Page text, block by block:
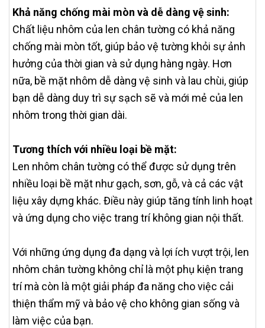
Khả năng chống mài mòn và dễ dàng vệ sinh:
Chất liệu nhôm của len chân tường có khả năng
chống mài mòn tốt, giúp bảo vệ tường khỏi sự ảnh
hưởng của thời gian và sử dụng hàng ngày. Hơn
nữa, bề mặt nhôm dễ dàng vệ sinh và lau chùi, giúp
bạn dễ dàng duy trì sự sạch sẽ và mới mẻ của len
nhôm trong thời gian dài.
Tương thích với nhiều loại bề mặt:
Len nhôm chân tường có thể được sử dụng trên
nhiều loại bề mặt như gạch, sơn, gỗ, và cả các vật
liệu xây dựng khác. Điều này giúp tăng tính linh hoạt
và ứng dụng cho việc trang trí không gian nội thất.
Với những ứng dụng đa dạng và lợi ích vượt trội, len
nhôm chân tường không chỉ là một phụ kiện trang
trí mà còn là một giải pháp đa năng cho việc cải
thiện thẩm mỹ và bảo vệ cho không gian sống và
làm việc của bạn.